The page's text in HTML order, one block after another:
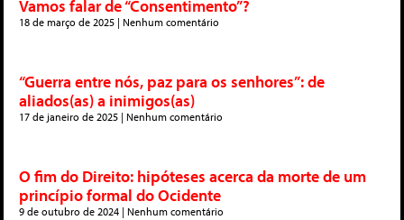
Vamos falar de “Consentimento”?
18 de março de 2025 Nenhum comentário
“Guerra entre nós, paz para os senhores”: de
aliados(as) a inimigos(as)
17 de janeiro de 2025 Nenhum comentário
O fim do Direito: hipóteses acerca da morte de um
princípio formal do Ocidente
9 de outubro de 2024 Nenhum comentário